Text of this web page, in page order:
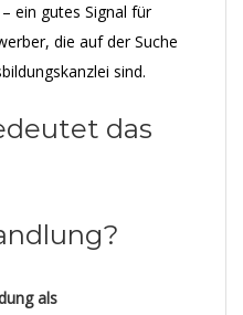
ein gutes Signal für
die auf der Suche
sind.
das
als